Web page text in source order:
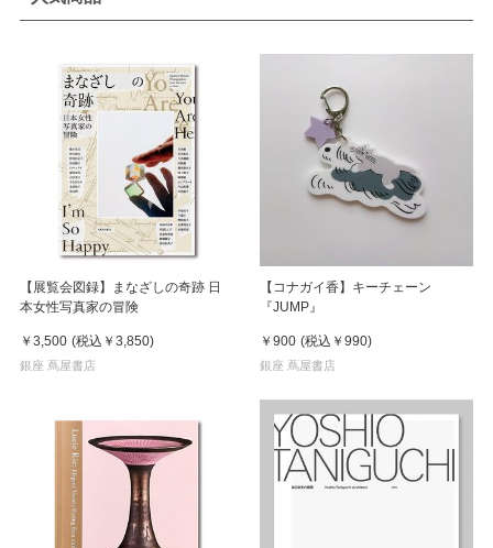
【展覧会図録】まなざしの奇跡 日
本女性写真家の冒険
￥3,500 (税込 ￥3,850)
銀座 蔦屋書店
【コナガイ香】キーチェーン
『JUMP』
￥900 (税込 ￥990)
銀座 蔦屋書店